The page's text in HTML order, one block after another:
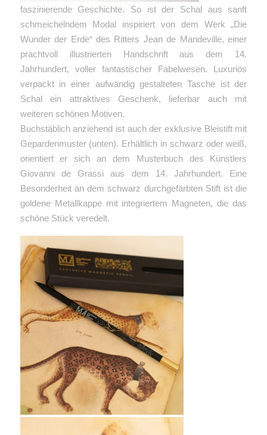
faszinierende Geschichte. So ist der Schal aus sanft
schmeichelndem Modal inspiriert von dem Werk „Die
Wunder der Erde“ des Ritters Jean de Mandeville, einer
prachtvoll illustrierten Handschrift aus dem 14.
Jahrhundert, voller fantastischer Fabelwesen. Luxuriös
verpackt in einer aufwändig gestalteten Tasche ist der
Schal ein attraktives Geschenk, lieferbar auch mit
weiteren schönen Motiven.
Buchstäblich anziehend ist auch der exklusive Bleistift mit
Gepardenmuster (unten). Erhältlich in schwarz oder weiß,
orientiert er sich an dem Musterbuch des Künstlers
Giovanni de Grassi aus dem 14. Jahrhundert.
Eine
Besonderheit an dem schwarz durchgefärbten Stift ist die
goldene Metallkappe mit integriertem Magneten, die das
schöne Stück veredelt.